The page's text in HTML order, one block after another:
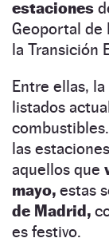
estaciones
Geoportal de
la Transición
Entre ellas, la
listados
las
aquellos que
mayo, estas
de Madrid,
es festivo.